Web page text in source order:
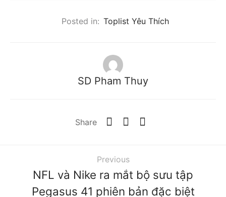
Posted in: Toplist Yêu Thích
SD Pham Thuy
Share
Previous
NFL và Nike ra mắt bộ sưu tập
Pegasus 41 phiên bản đặc biệt